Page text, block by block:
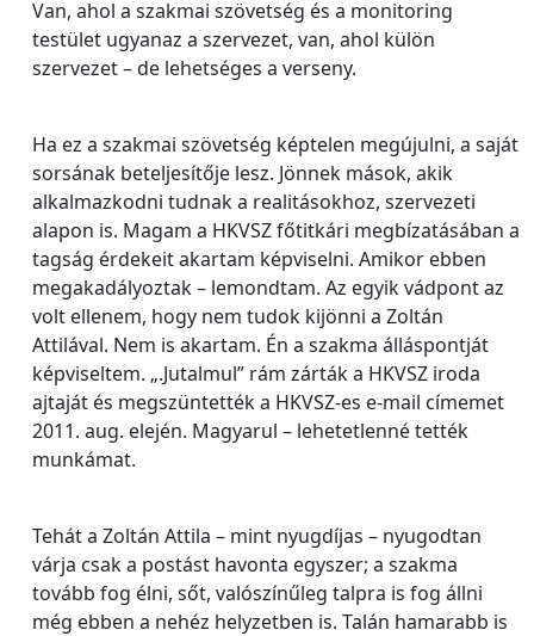
Van, ahol a szakmai szövetség és a monitoring
testület ugyanaz a szervezet, van, ahol külön
szervezet – de lehetséges a verseny.
Ha ez a szakmai szövetség képtelen megújulni, a saját
sorsának beteljesítője lesz. Jönnek mások, akik
alkalmazkodni tudnak a realitásokhoz, szervezeti
alapon is. Magam a HKVSZ főtitkári megbízatásában a
tagság érdekeit akartam képviselni. Amikor ebben
megakadályoztak – lemondtam. Az egyik vádpont az
volt ellenem, hogy nem tudok kijönni a Zoltán
Attilával. Nem is akartam. Én a szakma álláspontját
képviseltem. „.Jutalmul” rám zárták a HKVSZ iroda
ajtaját és megszüntették a HKVSZ-es e-mail címemet
2011. aug. elején. Magyarul – lehetetlenné tették
munkámat.
Tehát a Zoltán Attila – mint nyugdíjas – nyugodtan
várja csak a postást havonta egyszer; a szakma
tovább fog élni, sőt, valószínűleg talpra is fog állni
még ebben a nehéz helyzetben is. Talán hamarabb is